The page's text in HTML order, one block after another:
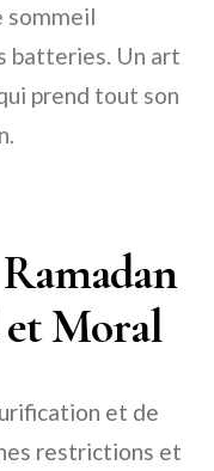
sommeil
batteries. Un art
prend tout son
Moral
et de
restrictions et